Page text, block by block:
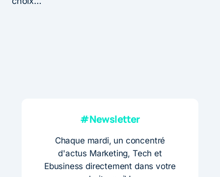
#Newsletter
Chaque mardi, un concentré
d'actus Marketing, Tech et
Ebusiness directement dans votre